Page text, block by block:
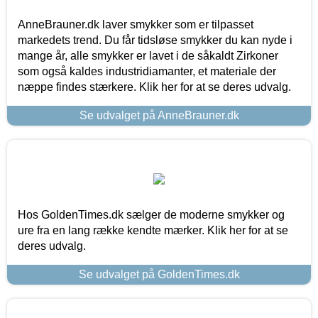
AnneBrauner.dk laver smykker som er tilpasset
markedets trend. Du får tidsløse smykker du kan nyde i
mange år, alle smykker er lavet i de såkaldt Zirkoner
som også kaldes industridiamanter, et materiale der
næppe findes stærkere. Klik her for at se deres udvalg.
Se udvalget på AnneBrauner.dk
Hos GoldenTimes.dk sælger de moderne smykker og
ure fra en lang række kendte mærker. Klik her for at se
deres udvalg.
Se udvalget på GoldenTimes.dk